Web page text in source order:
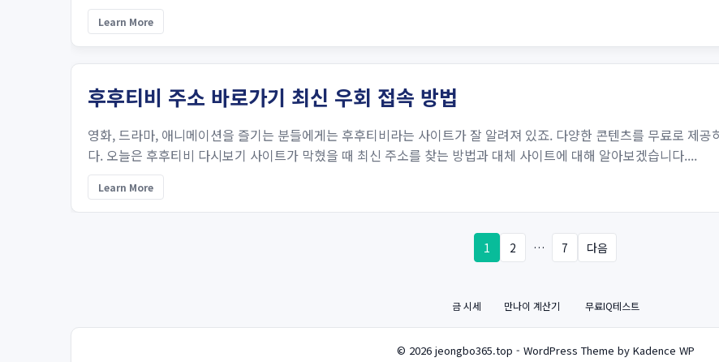
Learn More
후후티비 주소 바로가기 최신 우회 접속 방법
영화, 드라마, 애니메이션을 즐기는 분들에게는 후후티비라는 사이트가 잘 알려져 있죠. 다양한 콘텐츠를 무료로 제
다. 오늘은 후후티비 다시보기 사이트가 막혔을 때 최신 주소를 찾는 방법과 대체 사이트에 대해 알아보겠습니다....
Learn More
1 2 … 7 다음
금 시세 만나이 계산기 무료IQ테스트
© 2026 jeongbo365.top - WordPress Theme by Kadence WP